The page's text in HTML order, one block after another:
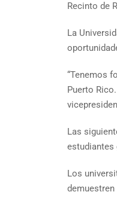
Recinto de
La
“Tenemos
Puerto
Las
estudiantes
Los